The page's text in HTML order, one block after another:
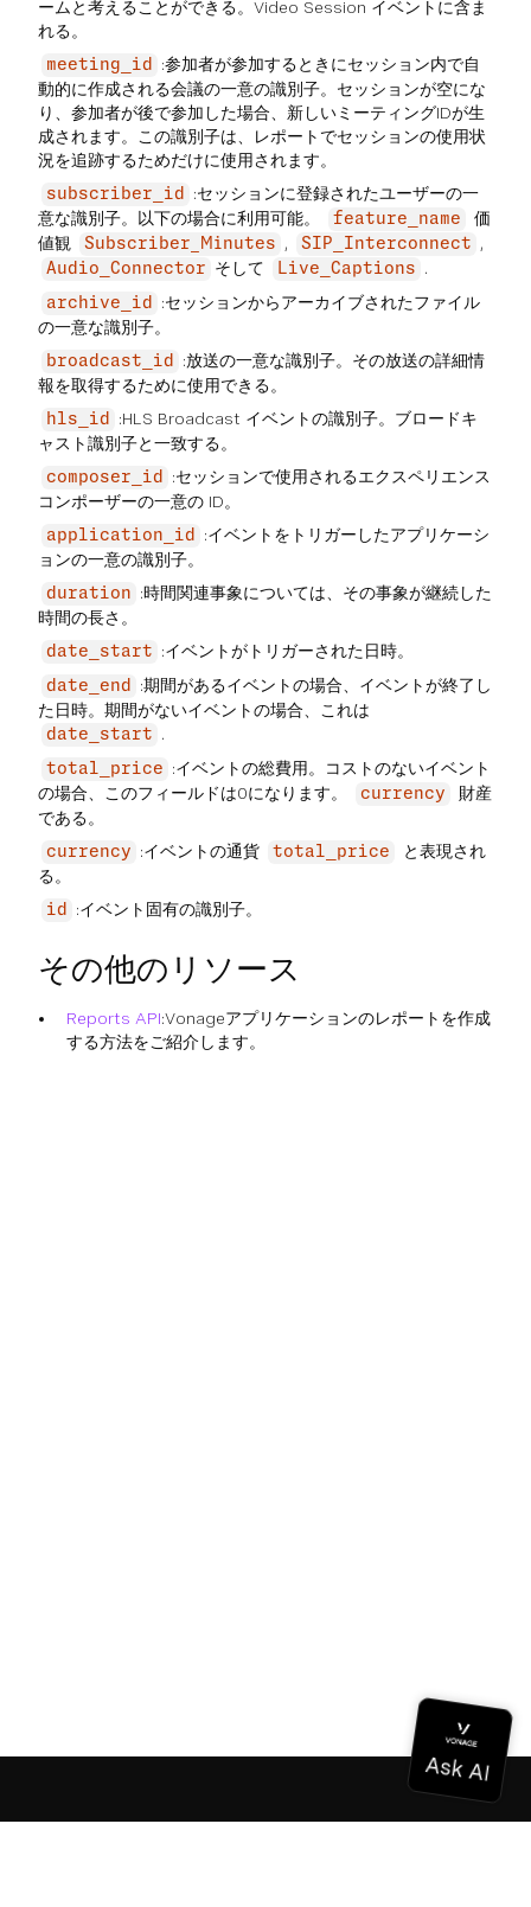
ームと考えることができる。Video Session イベントに含ま
れる。
meeting_id
:参加者が参加するときにセッション内で自
動的に作成される会議の一意の識別子。セッションが空にな
り、参加者が後で参加した場合、新しいミーティングIDが生
成されます。この識別子は、レポートでセッションの使用状
況を追跡するためだけに使用されます。
subscriber_id
:セッションに登録されたユーザーの一
意な識別子。以下の場合に利用可能。
feature_name
価
値観
Subscriber_Minutes , SIP_Interconnect ,
Audio_Connector そして Live_Captions .
archive_id
:セッションからアーカイブされたファイル
の一意な識別子。
broadcast_id
:放送の一意な識別子。その放送の詳細情
報を取得するために使用できる。
hls_id
:HLS Broadcast イベントの識別子。ブロードキ
ャスト識別子と一致する。
composer_id
:セッションで使用されるエクスペリエンス
コンポーザーの一意の ID。
application_id
:イベントをトリガーしたアプリケーシ
ョンの一意の識別子。
duration
:時間関連事象については、その事象が継続した
時間の長さ。
date_start :イベントがトリガーされた日時。
date_end
:期間があるイベントの場合、イベントが終了し
た日時。期間がないイベントの場合、これは
date_start .
total_price
:イベントの総費用。コストのないイベント
の場合、このフィールドは0になります。
currency
財産
である。
currency :イベントの通貨 total_price
と表現され
る。
id :イベント固有の識別子。
その他のリソース
Reports API:Vonageアプリケーションのレポートを作成
する方法をご紹介します。